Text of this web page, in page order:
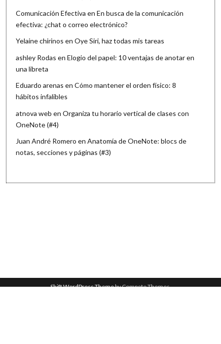
Comunicación Efectiva enEn busca de la comunicación
efectiva: ¿chat o correo electrónico?
Yelaine chirinos enOye Siri, haz todas mis tareas
ashley Rodas enElogio del papel: 10 ventajas de anotar en
una libreta
Eduardo arenas enCómo mantener el orden físico: 8
hábitos infalibles
atnova web enOrganiza tu horario vertical de clases con
OneNote (#4)
Juan André Romero enAnatomía de OneNote: blocs de
notas, secciones y páginas (#3)
Shift WordPress Themeby Compete Themes.